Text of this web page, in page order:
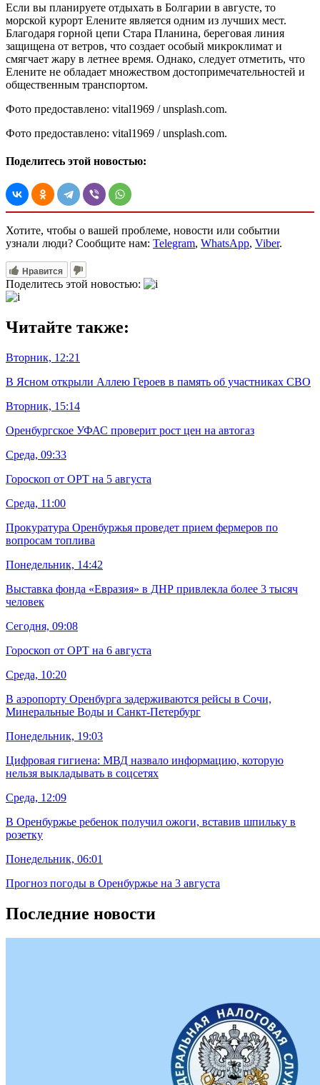
Если вы планируете отдыхать в Болгарии в августе, то
морской курорт Елените является одним из лучших мест.
Благодаря горной цепи Стара Планина, береговая линия
защищена от ветров, что создает особый микроклимат и
смягчает жару в летнее время. Однако, следует отметить, что
Елените не обладает множеством достопримечательностей и
общественным транспортом.
Фото предоставлено: vital1969 / unsplash.com.
Фото предоставлено: vital1969 / unsplash.com.
Поделитесь этой новостью:
Хотите, чтобы о вашей проблеме, новости или событии
узнали люди? Сообщите нам: Telegram, WhatsApp, Viber.
Нравится
Поделитесь этой новостью:
Читайте также:
Вторник, 12:21
В Ясном открыли Аллею Героев в память об участниках СВО
Вторник, 15:14
Оренбургское УФАС проверит рост цен на автогаз
Среда, 09:33
Гороскоп от ОРТ на 5 августа
Среда, 11:00
Прокуратура Оренбуржья проведет прием фермеров по
вопросам топлива
Понедельник, 14:42
Выставка фонда «Евразия» в ДНР привлекла более 3 тысяч
человек
Сегодня, 09:08
Гороскоп от ОРТ на 6 августа
Среда, 10:20
В аэропорту Оренбурга задерживаются рейсы в Сочи,
Минеральные Воды и Санкт-Петербург
Понедельник, 19:03
Цифровая гигиена: МВД назвало информацию, которую
нельзя выкладывать в соцсетях
Среда, 12:09
В Оренбуржье ребенок получил ожоги, вставив шпильку в
розетку
Понедельник, 06:01
Прогноз погоды в Оренбуржье на 3 августа
Последние новости